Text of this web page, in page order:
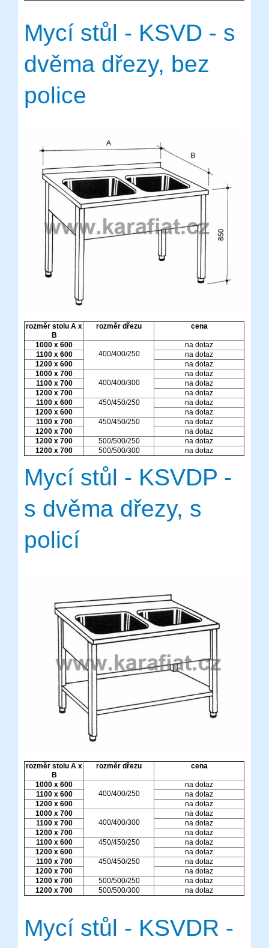
Mycí stůl - KSVD - s
dvěma dřezy, bez
police
rozměr stolu A x
B
rozměr dřezu cena
1000 x 600
400/400/250
na dotaz
1100 x 600
na dotaz
1200 x 600
na dotaz
1000 x 700
400/400/300
na dotaz
1100 x 700
na dotaz
1200 x 700
na dotaz
1100 x 600
450/450/250
na dotaz
1200 x 600
na dotaz
1100 x 700
450/450/250
na dotaz
1200 x 700
na dotaz
1200 x 700
500/500/250
na dotaz
1200 x 700
500/500/300 na dotaz
Mycí stůl - KSVDP -
s dvěma dřezy, s
policí
rozměr stolu A x
B
rozměr dřezu cena
1000 x 600
400/400/250
na dotaz
1100 x 600
na dotaz
1200 x 600
na dotaz
1000 x 700
400/400/300
na dotaz
1100 x 700
na dotaz
1200 x 700
na dotaz
1100 x 600
450/450/250
na dotaz
1200 x 600
na dotaz
1100 x 700
450/450/250
na dotaz
1200 x 700
na dotaz
1200 x 700
500/500/250
na dotaz
1200 x 700
500/500/300 na dotaz
Mycí stůl - KSVDR -